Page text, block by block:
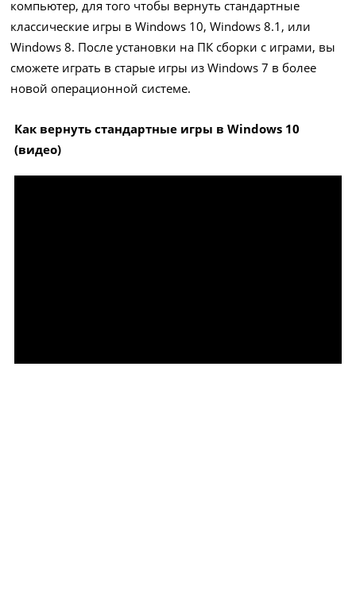
компьютер, для того чтобы вернуть стандартные
классические игры в Windows 10, Windows 8.1, или
Windows 8. После установки на ПК сборки с играми, вы
сможете играть в старые игры из Windows 7 в более
новой операционной системе.
Как вернуть стандартные игры в Windows 10
(видео)